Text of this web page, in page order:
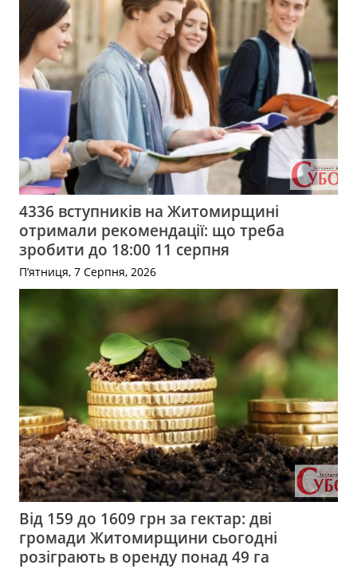
4336 вступників на Житомирщині
отримали рекомендації: що треба
зробити до 18:00 11 серпня
П’ятниця, 7 Серпня, 2026
Від 159 до 1609 грн за гектар: дві
громади Житомирщини сьогодні
розіграють в оренду понад 49 га